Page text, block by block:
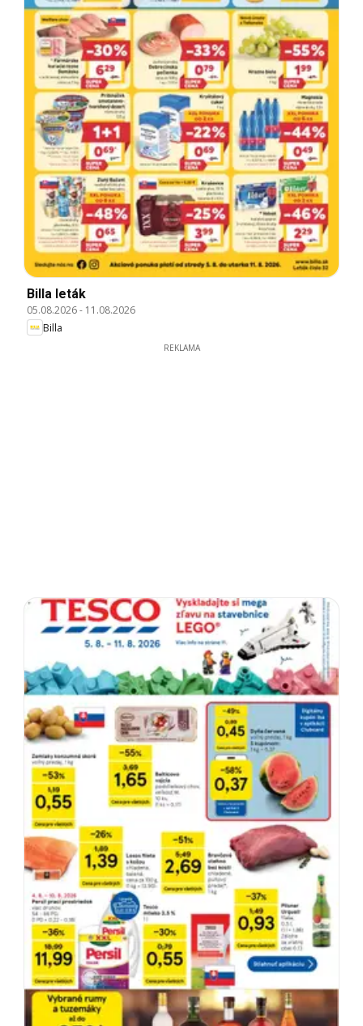
Billa leták
05.08.2026- 11.08.2026
Billa
REKLAMA